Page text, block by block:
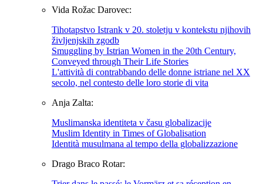
Vida Rožac Darovec:
Tihotapstvo Istrank v 20. stoletju v kontekstu njihovih
življenjskih zgodb
Smuggling by Istrian Women in the 20th Century,
Conveyed through Their Life Stories
L'attività di contrabbando delle donne istriane nel XX
secolo, nel contesto delle loro storie di vita
Anja Zalta:
Muslimanska identiteta v času globalizacije
Muslim Identity in Times of Globalisation
Identità musulmana al tempo della globalizzazione
Drago Braco Rotar: